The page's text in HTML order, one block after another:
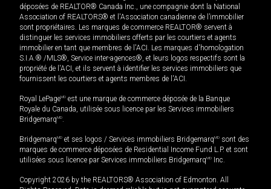
déposées de REALTOR® Canada Inc., une compagnie dont la National
Association of REALTORS® et l'Association canadienne de l’immobilier
sont propriétaires. Les marques de commerce REALTOR® servent à
distinguer les services immobiliers offerts par les courtiers et agents
immobilier en tant que membres de l'ACI. Les marques d'homologation
S.I.A.® /MLS®, Service inter-agences®, et leurs logos respectifs sont la
propriété de l'ACI, et ils servent à identifier les services immobiliers que
fournissent les courtiers et agents membres de l'ACI.
Royal LePageMD est une marque de commerce déposée de la Banque
Royale du Canada, utilisée sous licence par les Services immobiliers
BridgemarqMD.
BridgemarqMD et ses logos / Services immobiliers BridgemarqMD sont des
marques de commerce déposées de Residential Income Fund L.P. et sont
utilisées sous licence par Services immobiliers BridgemarqMD Inc.
Copyright 2026 by the REALTORS® Association of Edmonton. All